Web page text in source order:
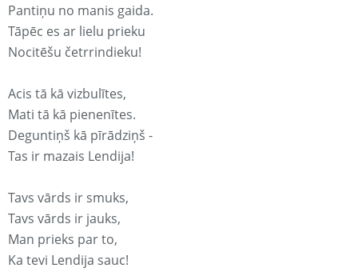
Pantiņu no manis gaida.
Tāpēc es ar lielu prieku
Nocitēšu četrrindieku!
Acis tā kā vizbulītes,
Mati tā kā pienenītes.
Deguntiņš kā pīrādziņš -
Tas ir mazais Lendija!
Tavs vārds ir smuks,
Tavs vārds ir jauks,
Man prieks par to,
Ka tevi Lendija sauc!